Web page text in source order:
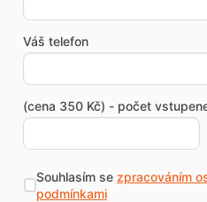
Váš telefon
(cena 350 Kč) - počet
Souhlasím se zpracováním
podmínkami